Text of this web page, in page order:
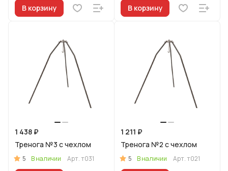
В корзину В корзину
1 438 ₽
Тренога №3 с чехлом
5 В наличии Арт.т031
1 211 ₽
Тренога №2 с чехлом
5 В наличии Арт.т021